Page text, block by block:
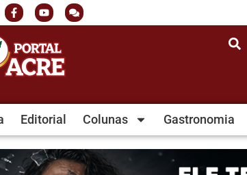
Editorial Colunas Gastronomia